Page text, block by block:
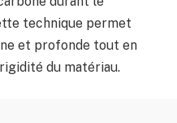
technique permet
et profonde tout en
du matériau.